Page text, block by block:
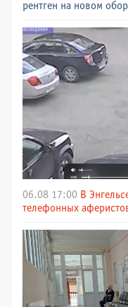
рентген на новом
06.08 17:00 В
телефонных